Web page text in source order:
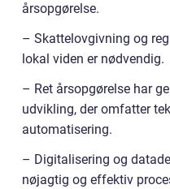
årsopgørelse.
– Skattelovgivning og
lokal viden er nødvendig.
– Ret årsopgørelse har
udvikling, der omfatter
automatisering.
– Digitalisering og
nøjagtig og effektiv